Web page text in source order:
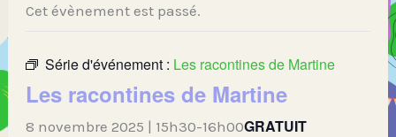
Cet évènement est passé.
Série d'événement : Les racontines de Martine
Les racontines de Martine
8 novembre 2025 | 15h30-16h00GRATUIT